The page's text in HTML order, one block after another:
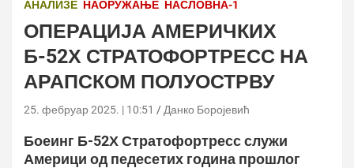
АНАЛИЗЕ НАОРУЖАЊЕ НАСЛОВНА-1
ОПЕРАЦИЈА АМЕРИЧКИХ
Б-52Х СТРАТОФОРТРЕСС НА
АРАПСКОМ ПОЛУОСТРВУ
25. фебруар 2025. | 10:51 Данко Боројевић
Боеинг Б-52Х Стратофортресс служи
Америци од педесетих година прошлог